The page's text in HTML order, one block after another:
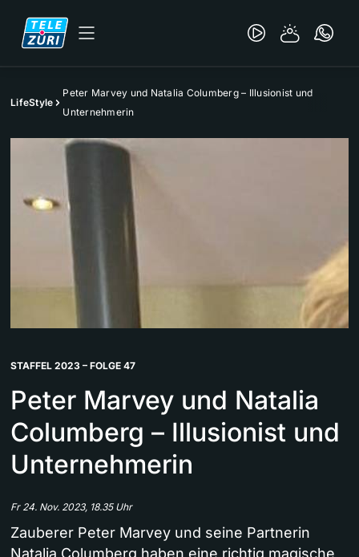
LifeStyle
Peter Marvey und Natalia Columberg – Illusionist und
Unternehmerin
STAFFEL 2023 – FOLGE 47
Peter Marvey und Natalia
Columberg – Illusionist und
Unternehmerin
Fr 24. Nov. 2023, 18.35 Uhr
Zauberer Peter Marvey und seine Partnerin